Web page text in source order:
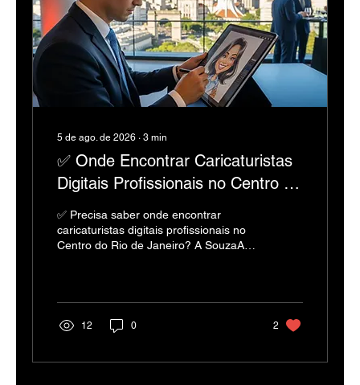
5 de ago. de 2026 ∙ 3 min
✅ Onde Encontrar Caricaturistas
Digitais Profissionais no Centro do
Rio de Janeiro
✅ Precisa saber onde encontrar
caricaturistas digitais profissionais no
Centro do Rio de Janeiro? A SouzaArte
12 0 2